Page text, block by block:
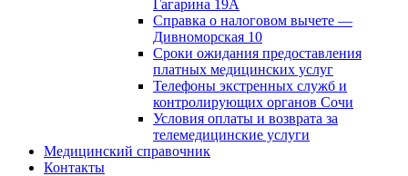
Гагарина 19А
Справка о налоговом вычете —
Дивноморская 10
Сроки ожидания предоставления
платных медицинских услуг
Телефоны экстренных служб и
контролирующих органов Сочи
Условия оплаты и возврата за
телемедицинские услуги
Медицинский справочник
Контакты